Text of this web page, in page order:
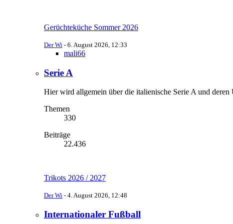
Gerüchteküche Sommer 2026
Der Wi - 6. August 2026, 12:33
mali66
Serie A
Hier wird allgemein über die italienische Serie A und
Themen
330
Beiträge
22.436
Trikots 2026 / 2027
Der Wi - 4. August 2026, 12:48
Internationaler Fußball